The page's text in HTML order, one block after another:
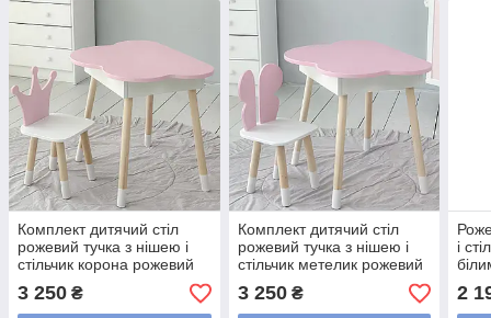
Комплект дитячий стіл
рожевий тучка з нішею і
стільчик корона рожевий
81410
3 250 ₴
Комплект дитячий стіл
рожевий тучка з нішею і
стільчик метелик рожевий
23412
3 250₴
і
2